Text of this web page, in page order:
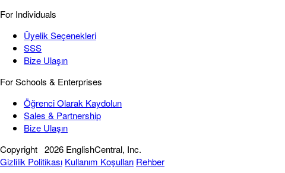
For Individuals
Üyelik Seçenekleri
SSS
Bize Ulaşın
For Schools & Enterprises
Öğrenci Olarak Kaydolun
Sales & Partnership
Bize Ulaşın
Copyright 2026 EnglishCentral, Inc.
Gizlilik Politikası Kullanım Koşulları Rehber